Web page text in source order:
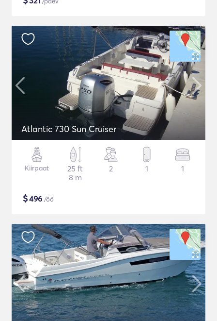
Atlantic 730 Sun Cruiser
Kiirpaat
25 ft
8 m
2 1 1
$496 /öö